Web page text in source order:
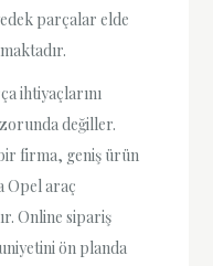
parçalar elde
ihtiyaçlarını
değiller.
firma, geniş ürün
Opel araç
Online sipariş
ön planda